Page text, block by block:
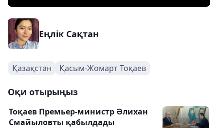
Еңлік Сақтан
Қазақстан Қасым-Жомарт Тоқаев
Оқи отырыңыз
Тоқаев Премьер-министр Әлихан
Смайыловты қабылдады